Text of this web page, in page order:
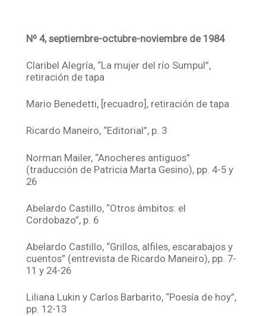
Nº 4, septiembre-octubre-noviembre de 1984
Claribel Alegría, “La mujer del río Sumpul”,
retiración de tapa
Mario Benedetti, [recuadro], retiración de tapa
Ricardo Maneiro, “Editorial”, p. 3
Norman Mailer, “Anocheres antiguos”
(traducción de Patricia Marta Gesino), pp. 4-5 y
26
Abelardo Castillo, “Otros ámbitos: el
Cordobazo”, p. 6
Abelardo Castillo, “Grillos, alfiles, escarabajos y
cuentos” (entrevista de Ricardo Maneiro), pp. 7-
11 y 24-26
Liliana Lukin y Carlos Barbarito, “Poesía de hoy”,
pp. 12-13